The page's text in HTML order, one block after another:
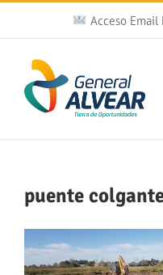
Saltar
contenido
Acceso Email
puente